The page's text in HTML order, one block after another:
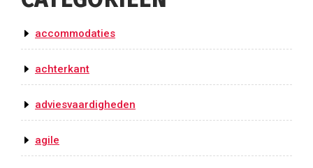
accommodaties
achterkant
adviesvaardigheden
agile